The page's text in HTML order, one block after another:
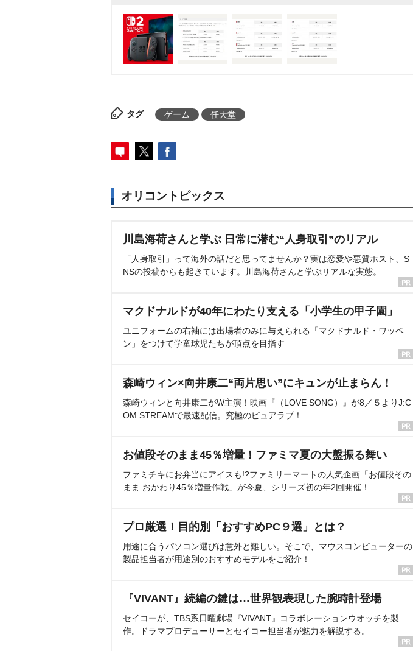
タグ ゲーム 任天堂
オリコントピックス
川島海荷さんと学ぶ 日常に潜む“人身取引”のリアル
「人身取引」って海外の話だと思ってませんか？実は恋愛や悪質ホスト、S
NSの投稿からも起きています。川島海荷さんと学ぶリアルな実態。
マクドナルドが40年にわたり支える「小学生の甲子園」
ユニフォームの右袖には出場者のみに与えられる「マクドナルド・ワッペ
ン」をつけて学童球児たちが頂点を目指す
森崎ウィン×向井康二“両片思い”にキュンが止まらん！
森崎ウィンと向井康二がW主演！映画『（LOVE SONG）』が8／５よりJ:C
OM STREAMで最速配信。究極のピュアラブ！
お値段そのまま45％増量！ファミマ夏の大盤振る舞い
ファミチキにお弁当にアイスも!?ファミリーマートの人気企画「お値段その
まま おかわり45％増量作戦」が今夏、シリーズ初の年2回開催！
プロ厳選！目的別「おすすめPC９選」とは？
用途に合うパソコン選びは意外と難しい。そこで、マウスコンピューターの
製品担当者が用途別のおすすめモデルをご紹介！
『VIVANT』続編の鍵は…世界観表現した腕時計登場
セイコーが、TBS系日曜劇場『VIVANT』コラボレーションウオッチを製
作。ドラマプロデューサーとセイコー担当者が魅力を解説する。